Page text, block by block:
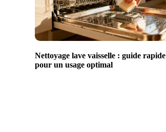
Nettoyage lave vaisselle : guide rapide
pour un usage optimal